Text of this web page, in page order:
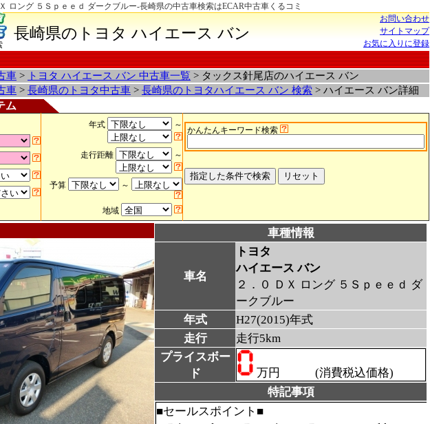
ロング ５Ｓｐｅｅｄ ダークブルー-長崎県の中古車検索はECAR中古車くるコミ
長崎県のトヨタ ハイエース バン
お問い合わせ
サイトマップ
お気に入りに登録
車 > トヨタ ハイエース バン 中古車一覧 > タックス針尾店のハイエース バン
車 > 長崎県のトヨタ中古車 > 長崎県のトヨタハイエース バン 検索 > ハイエース バン詳細
ム
年式 ～
走行距離 ～
予算 ～
地域
かんたんキーワード検索
車種情報
車名
トヨタ
ハイエース バン
２．０ ＤＸ ロング ５Ｓｐｅｅｄ ダ
ークブルー
年式
H27(2015)年式
走行
走行5km
プライスボー
ド
万円 (消費税込価格)
特記事項
■セールスポイント■